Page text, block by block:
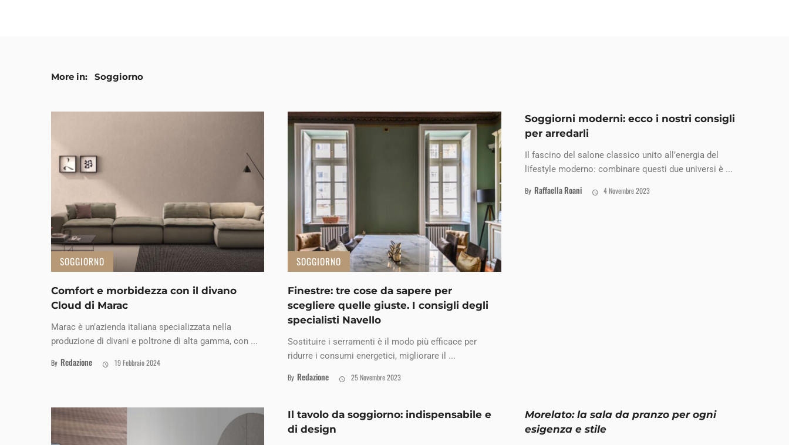
More in: Soggiorno
SOGGIORNO
Comfort e morbidezza con il divano
Cloud di Marac
Marac è un’azienda italiana specializzata nella
produzione di divani e poltrone di alta gamma, con ...
By Redazione 19 Febbraio 2024
SOGGIORNO
Finestre: tre cose da sapere per
scegliere quelle giuste. I consigli degli
specialisti Navello
Sostituire i serramenti è il modo più efficace per
ridurre i consumi energetici, migliorare il ...
By Redazione 25 Novembre 2023
Soggiorni moderni: ecco i nostri consigli
per arredarli
Il fascino del salone classico unito all’energia del
lifestyle moderno: combinare questi due universi è ...
By Raffaella Roani 4 Novembre 2023
Il tavolo da soggiorno: indispensabile e
di design
Morelato: la sala da pranzo per ogni
esigenza e stile